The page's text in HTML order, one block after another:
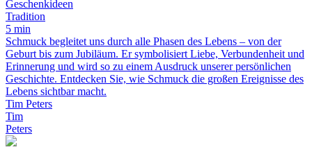
Geschenkideen
Tradition
5 min
Schmuck begleitet uns durch alle Phasen des Lebens – von der
Geburt bis zum Jubiläum. Er symbolisiert Liebe, Verbundenheit und
Erinnerung und wird so zu einem Ausdruck unserer persönlichen
Geschichte. Entdecken Sie, wie Schmuck die großen Ereignisse des
Lebens sichtbar macht.
Tim Peters
Tim
Peters